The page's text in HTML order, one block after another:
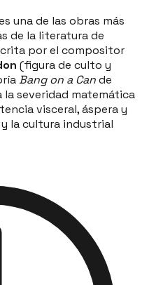
una de las obras más
de la literatura de
por el compositor
(figura de culto y
Bang on a Cande
la severidad matemática
visceral, áspera y
la cultura industrial